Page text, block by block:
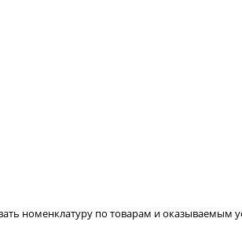
номенклатуру по товарам и оказываемым